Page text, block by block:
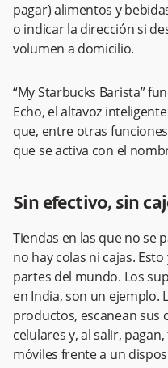
pagar) alimentos y
o indicar la dirección si
volumen a domicilio.
“My Starbucks Barista”
Echo, el altavoz
que, entre otras
que se activa con el
Sin efectivo, sin
Tiendas en las que no se
no hay colas ni cajas.
partes del mundo. Los
en India, son un ejemplo.
productos, escanean sus
celulares y, al salir,
móviles frente a un